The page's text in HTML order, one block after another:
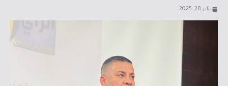
يناير 28, 2025